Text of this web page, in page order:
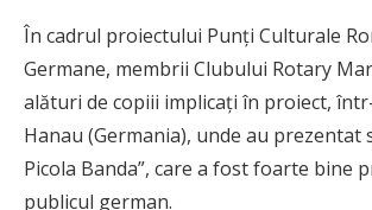
În cadrul proiectului Punți Culturale
Germane, membrii Clubului Rotary
alături de copiii implicați în proiect,
Hanau (Germania), unde au prezentat
Picola Banda”, care a fost foarte bine
publicul german.